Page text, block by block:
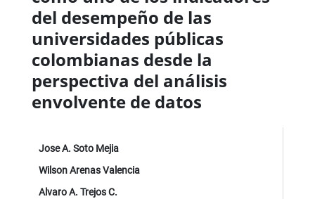
del desempeño de las
universidades públicas
colombianas desde la
perspectiva del análisis
envolvente de datos
Jose A. Soto Mejia
Wilson Arenas Valencia
Alvaro A. Trejos C.